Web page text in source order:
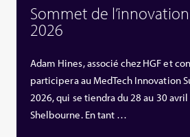
Sommet de
2026
Adam Hines, associé chez HGF et
participera au MedTech Innovation
2026, qui se tiendra du 28 au 30 avril
Shelbourne. En tant …